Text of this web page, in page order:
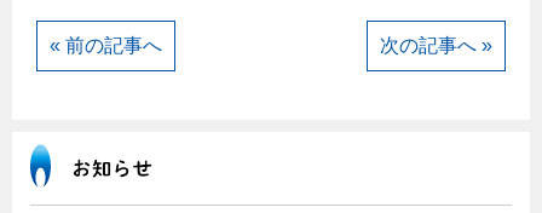
地震のとき
ガス給湯器・風呂釜の凍結予防方法
ガス工事について
30代
40代～50代
プロパンガスから都市ガスへの切り替え
警報器
エコジョーズ
お申込み
よくあるご質問
« 前の記事へ 次の記事へ »